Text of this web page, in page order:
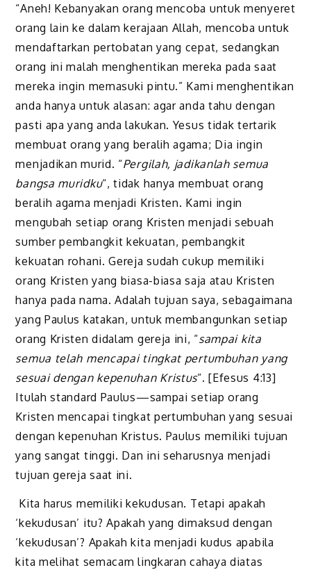
“Aneh! Kebanyakan orang mencoba untuk menyeret
orang lain ke dalam kerajaan Allah, mencoba untuk
mendaftarkan pertobatan yang cepat, sedangkan
orang ini malah menghentikan mereka pada saat
mereka ingin memasuki pintu.” Kami menghentikan
anda hanya untuk alasan: agar anda tahu dengan
pasti apa yang anda lakukan. Yesus tidak tertarik
membuat orang yang beralih agama; Dia ingin
menjadikan murid. “Pergilah, jadikanlah semua
bangsa muridku“, tidak hanya membuat orang
beralih agama menjadi Kristen. Kami ingin
mengubah setiap orang Kristen menjadi sebuah
sumber pembangkit kekuatan, pembangkit
kekuatan rohani. Gereja sudah cukup memiliki
orang Kristen yang biasa-biasa saja atau Kristen
hanya pada nama. Adalah tujuan saya, sebagaimana
yang Paulus katakan, untuk membangunkan setiap
orang Kristen didalam gereja ini, “sampai kita
semua telah mencapai tingkat pertumbuhan yang
sesuai dengan kepenuhan Kristus“. [Efesus 4:13]
Itulah standard Paulus—sampai setiap orang
Kristen mencapai tingkat pertumbuhan yang sesuai
dengan kepenuhan Kristus. Paulus memiliki tujuan
yang sangat tinggi. Dan ini seharusnya menjadi
tujuan gereja saat ini.
Kita harus memiliki kekudusan. Tetapi apakah
‘kekudusan’ itu? Apakah yang dimaksud dengan
‘kekudusan’? Apakah kita menjadi kudus apabila
kita melihat semacam lingkaran cahaya diatas